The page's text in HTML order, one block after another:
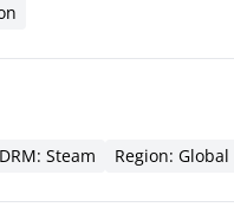
DRM: Steam Region: Global